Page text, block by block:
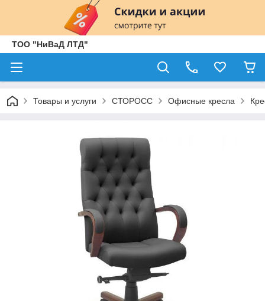
ТОО "НиВаД ЛТД"
Товары и услуги СТОРОСС Офисные кресла